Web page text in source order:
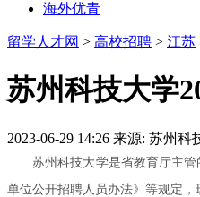
海外优青
留学人才网 > 高校招聘 > 江苏
苏州科技大学
2023-06-29 14:26 来源: 苏州科
苏州科技大学是省教育厅主
单位公开招聘人员办法》等规定，